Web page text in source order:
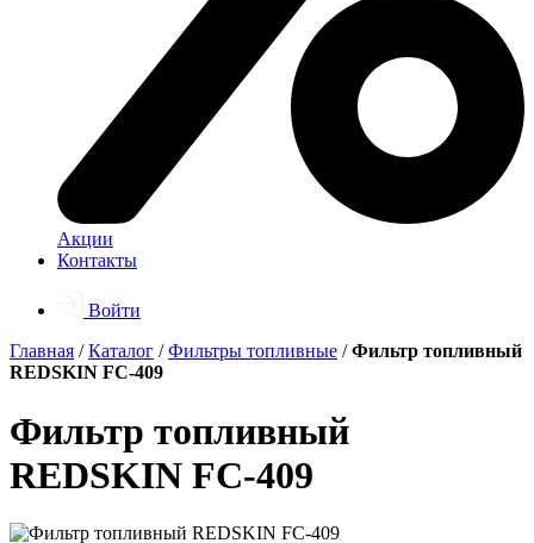
Акции
Контакты
Войти
Главная /Каталог /Фильтры топливные /Фильтр топливный
REDSKIN FC-409
Фильтр топливный
REDSKIN FC-409